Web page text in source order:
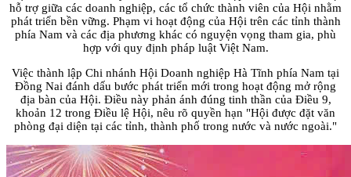
hỗ trợ giữa các doanh nghiệp, các tổ chức thành viên của Hội nhằm
phát triển bền vững. Phạm vi hoạt động của Hội trên các tỉnh thành
phía Nam và các địa phương khác có nguyện vọng tham gia, phù
hợp với quy định pháp luật Việt Nam.
Việc thành lập Chi nhánh Hội Doanh nghiệp Hà Tĩnh phía Nam tại
Đồng Nai đánh dấu bước phát triển mới trong hoạt động mở rộng
địa bàn của Hội. Điều này phản ánh đúng tinh thần của Điều 9,
khoản 12 trong Điều lệ Hội, nêu rõ quyền hạn "Hội được đặt văn
phòng đại diện tại các tỉnh, thành phố trong nước và nước ngoài."